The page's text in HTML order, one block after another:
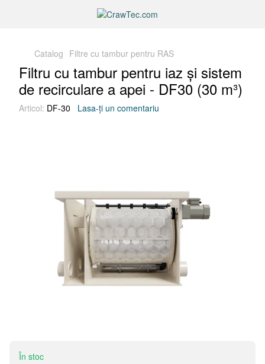
Catalog Filtre cu tambur pentru RAS
Filtru cu tambur pentru iaz și sistem
de recirculare a apei - DF30 (30 m³)
Articol: DF-30 Lasa-ți un comentariu
În stoc